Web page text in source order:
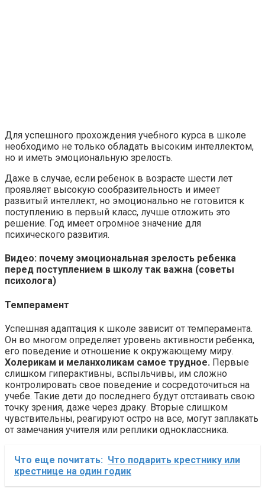
Для успешного прохождения учебного курса в школе
необходимо не только обладать высоким интеллектом,
но и иметь эмоциональную зрелость.
Даже в случае, если ребенок в возрасте шести лет
проявляет высокую сообразительность и имеет
развитый интеллект, но эмоционально не готовится к
поступлению в первый класс, лучше отложить это
решение. Год имеет огромное значение для
психического развития.
Видео: почему эмоциональная зрелость ребенка
перед поступлением в школу так важна (советы
психолога)
Темперамент
Успешная адаптация к школе зависит от темперамента.
Он во многом определяет уровень активности ребенка,
его поведение и отношение к окружающему миру.
Холерикам и меланхоликам самое трудное. Первые
слишком гиперактивны, вспыльчивы, им сложно
контролировать свое поведение и сосредоточиться на
учебе. Такие дети до последнего будут отстаивать свою
точку зрения, даже через драку. Вторые слишком
чувствительны, реагируют остро на все, могут заплакать
от замечания учителя или реплики одноклассника.
Что еще почитать: Что подарить крестнику или
крестнице на один годик